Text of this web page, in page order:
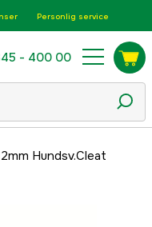
Personlig service
- 400 00
Hundsv.Cleat